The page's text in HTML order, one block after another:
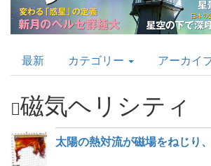
AstroArts
Topics
最新 カテゴリー アーカイ
磁気ヘリシティ
太陽の熱対流が磁場をねじり